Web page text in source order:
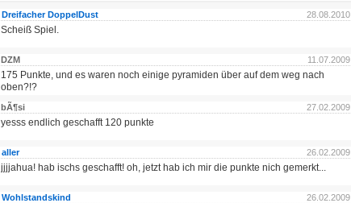
28.08.2010
Dreifacher DoppelDust
Scheiß Spiel.
11.07.2009
DZM
175 Punkte, und es waren noch einige pyramiden über auf dem weg nach
oben?!?
27.02.2009
bÃ¶si
yesss endlich geschafft 120 punkte
26.02.2009
aller
jjjjahua! hab ischs geschafft! oh, jetzt hab ich mir die punkte nich gemerkt...
26.02.2009
Wohlstandskind